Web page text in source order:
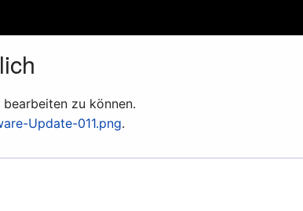
bearbeiten zu können.
Update-011.png.